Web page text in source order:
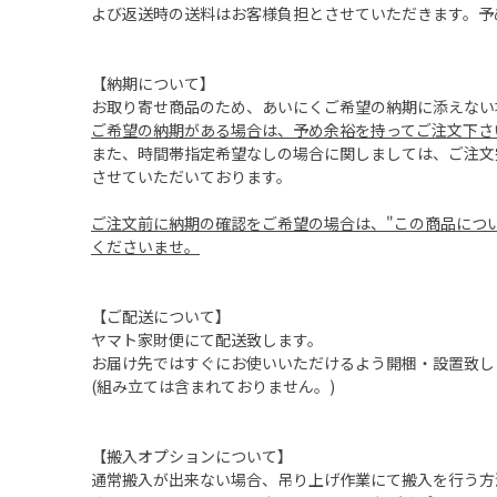
よび返送時の送料はお客様負担とさせていただきます。
【納期について】
お取り寄せ商品のため、あいにくご希望の納期に添えな
ご希望の納期がある場合は、予め余裕を持ってご注文下
また、時間帯指定希望なしの場合に関しましては、ご注
させていただいております。
ご注文前に納期の確認をご希望の場合は、"この商品に
くださいませ。
【ご配送について】
ヤマト家財便にて配送致します。
お届け先ではすぐにお使いいただけるよう開梱・設置致
(組み立ては含まれておりません。)
【搬入オプションについて】
通常搬入が出来ない場合、吊り上げ作業にて搬入を行う